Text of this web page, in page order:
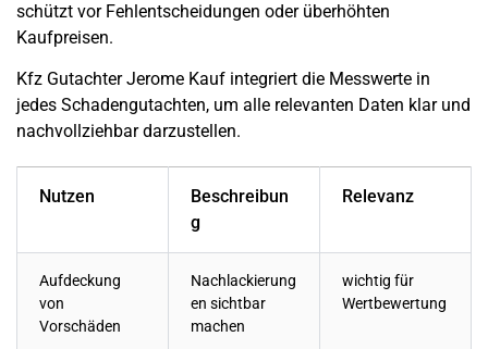
schützt vor Fehlentscheidungen oder überhöhten
Kaufpreisen.
Kfz Gutachter Jerome Kauf integriert die Messwerte in
jedes Schadengutachten, um alle relevanten Daten klar und
nachvollziehbar darzustellen.
Nutzen
Beschreibun
g
Relevanz
Aufdeckung
von
Vorschäden
Nachlackierung
en sichtbar
machen
wichtig für
Wertbewertung